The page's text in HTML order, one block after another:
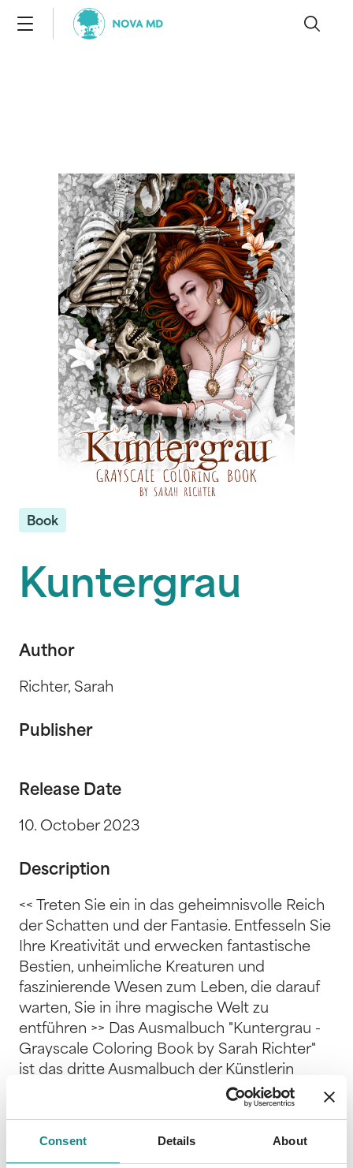
Consent Details About
Book
Kuntergrau
Author
Richter, Sarah
Publisher
Release Date
10. October 2023
Description
<< Treten Sie ein in das geheimnisvolle Reich
der Schatten und der Fantasie. Entfesseln Sie
Ihre Kreativität und erwecken fantastische
Bestien, unheimliche Kreaturen und
faszinierende Wesen zum Leben, die darauf
warten, Sie in ihre magische Welt zu
entführen >> Das Ausmalbuch "Kuntergrau -
Grayscale Coloring Book by Sarah Richter"
ist das dritte Ausmalbuch der Künstlerin
Sarah Richter und beinhaltet 28 düstere und
phantastische Graustufen-Illustrationen auf